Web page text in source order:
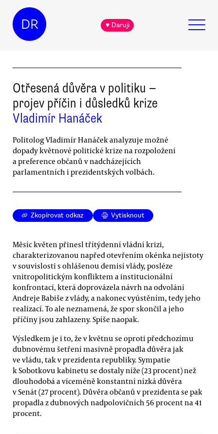
DR ♥ Daruji
Otřesená důvěra v politiku —
projev příčin i důsledků krize
Vladimír Hanáček
Politolog Vladimír Hanáček analyzuje možné
dopady květnové politické krize na rozpoložení
a preference občanů v nadcházejících
parlamentních i prezidentských volbách.
Zkopírovat odkaz Vytisknout
Měsíc květen přinesl třítýdenní vládní krizi,
charakterizovanou napřed otevřením okénka nejistoty
v souvislosti s ohlášenou demisí vlády, posléze
vnitropolitickým konfliktem a institucionální
konfrontací, která doprovázela návrh na odvolání
Andreje Babiše z vlády, a nakonec vyústěním, tedy jeho
realizací. To ale neznamená, že spor skončil a jeho
příčiny jsou zahlazeny. Spíše naopak.
Výsledkem je i to, že v květnu se oproti předchozímu
dubnovému šetření masivně propadla důvěra jak
ve vládu, tak v prezidenta republiky. Sympatie
k Sobotkovu kabinetu se dostaly níže (23 procent) než
dlouhodobá a víceméně konstantní nízká důvěra
v Senát (27 procent). Důvěra občanů v prezidenta se pak
propadla z dubnových nadpolovičních 56 procent na 41
procent.